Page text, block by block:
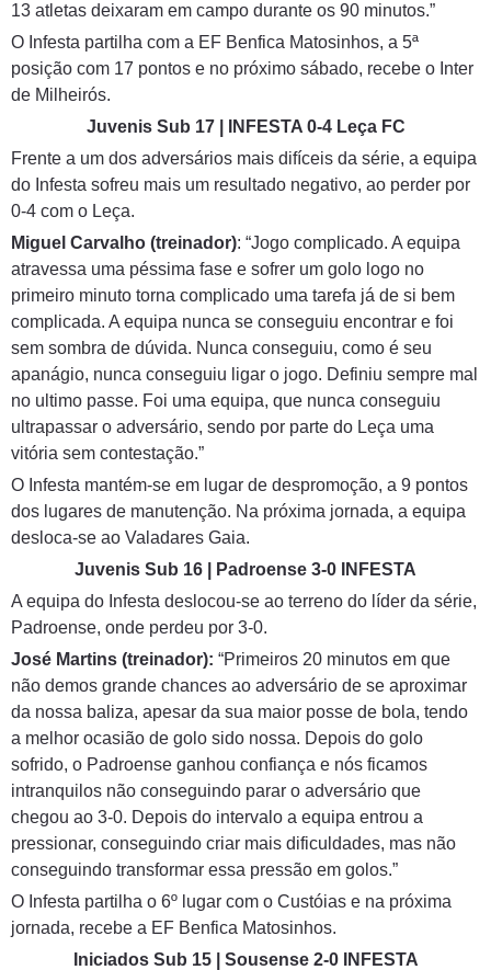
13 atletas deixaram em campo durante os 90 minutos.”
O Infesta partilha com a EF Benfica Matosinhos, a 5ª
posição com 17 pontos e no próximo sábado, recebe o Inter
de Milheirós.
Juvenis Sub 17 | INFESTA 0-4 Leça FC
Frente a um dos adversários mais difíceis da série, a equipa
do Infesta sofreu mais um resultado negativo, ao perder por
0-4 com o Leça.
Miguel Carvalho (treinador): “Jogo complicado. A equipa
atravessa uma péssima fase e sofrer um golo logo no
primeiro minuto torna complicado uma tarefa já de si bem
complicada. A equipa nunca se conseguiu encontrar e foi
sem sombra de dúvida. Nunca conseguiu, como é seu
apanágio, nunca conseguiu ligar o jogo. Definiu sempre mal
no ultimo passe. Foi uma equipa, que nunca conseguiu
ultrapassar o adversário, sendo por parte do Leça uma
vitória sem contestação.”
O Infesta mantém-se em lugar de despromoção, a 9 pontos
dos lugares de manutenção. Na próxima jornada, a equipa
desloca-se ao Valadares Gaia.
Juvenis Sub 16 | Padroense 3-0 INFESTA
A equipa do Infesta deslocou-se ao terreno do líder da série,
Padroense, onde perdeu por 3-0.
José Martins (treinador): “Primeiros 20 minutos em que
não demos grande chances ao adversário de se aproximar
da nossa baliza, apesar da sua maior posse de bola, tendo
a melhor ocasião de golo sido nossa. Depois do golo
sofrido, o Padroense ganhou confiança e nós ficamos
intranquilos não conseguindo parar o adversário que
chegou ao 3-0. Depois do intervalo a equipa entrou a
pressionar, conseguindo criar mais dificuldades, mas não
conseguindo transformar essa pressão em golos.”
O Infesta partilha o 6º lugar com o Custóias e na próxima
jornada, recebe a EF Benfica Matosinhos.
Iniciados Sub 15 | Sousense 2-0 INFESTA